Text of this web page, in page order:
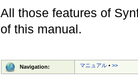
All those features of
of this manual.
Navigation: マニュアル •>>